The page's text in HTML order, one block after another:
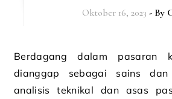
Oktober 16, 2023 - By
Berdagang dalam pasaran
dianggap sebagai sains dan
analisis teknikal dan asas